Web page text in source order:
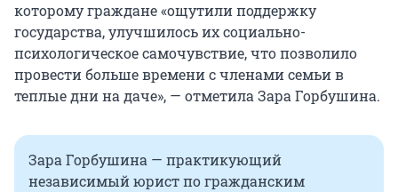
которому граждане «ощутили поддержку
государства, улучшилось их социально-
психологическое самочувствие, что позволило
провести больше времени с членами семьи в
теплые дни на даче», — отметила Зара Горбушина.
Зара Горбушина — практикующий
независимый юрист по гражданским